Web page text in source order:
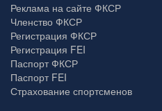
Реклама на сайте ФКСР
Членство ФКСР
Регистрация ФКСР
Регистрация FEI
Паспорт ФКСР
Паспорт FEI
Страхование спортсменов